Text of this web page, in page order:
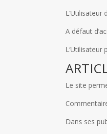
A défaut
Le site
Dans ses